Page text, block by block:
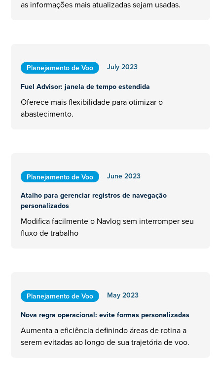
as informações mais atualizadas sejam usadas.
Planejamento de Voo
July 2023
Fuel Advisor: janela de tempo estendida
Oferece mais flexibilidade para otimizar o
abastecimento.
Planejamento de Voo
June 2023
Atalho para gerenciar registros de navegação
personalizados
Modifica facilmente o Navlog sem interromper seu
fluxo de trabalho
Planejamento de Voo
May 2023
Nova regra operacional: evite formas personalizadas
Aumenta a eficiência definindo áreas de rotina a
serem evitadas ao longo de sua trajetória de voo.